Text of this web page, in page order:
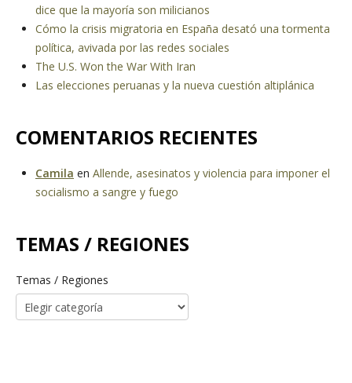
dice que la mayoría son milicianos
Cómo la crisis migratoria en España desató una tormenta
política, avivada por las redes sociales
The U.S. Won the War With Iran
Las elecciones peruanas y la nueva cuestión altiplánica
COMENTARIOS RECIENTES
Camila en Allende, asesinatos y violencia para imponer el
socialismo a sangre y fuego
TEMAS / REGIONES
Temas / Regiones